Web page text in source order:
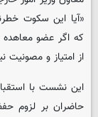
«آیا این سکوت
که اگر عضو معاهده
از امتیاز و مصونیت
حاضران بر لزوم